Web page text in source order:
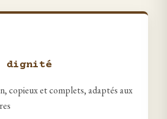
dignité
copieux et complets, adaptés aux